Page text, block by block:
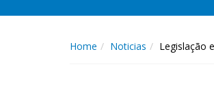
Home Noticias Legislação